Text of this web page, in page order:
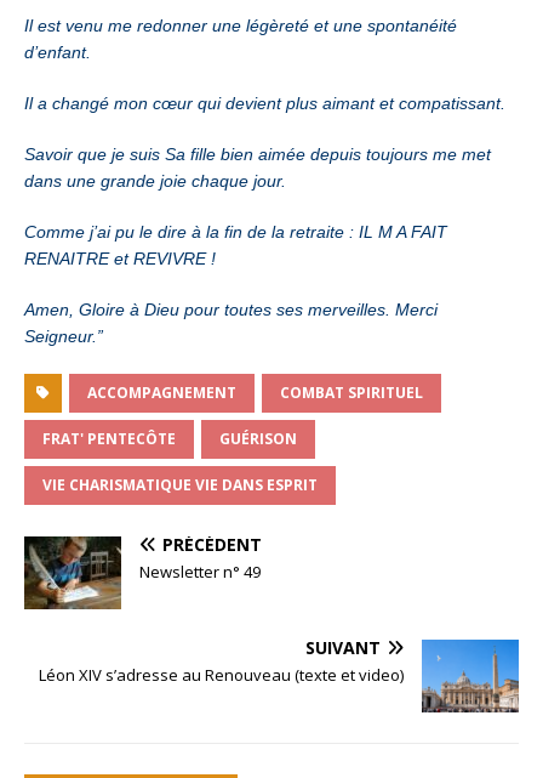
Il est venu me redonner une légèreté et une spontanéité
d’enfant.
Il a changé mon cœur qui devient plus aimant et compatissant.
Savoir que je suis Sa fille bien aimée depuis toujours me met
dans une grande joie chaque jour.
Comme j’ai pu le dire à la fin de la retraite : IL M A FAIT
RENAITRE et REVIVRE !
Amen, Gloire à Dieu pour toutes ses merveilles. Merci
Seigneur.”
ACCOMPAGNEMENT COMBAT SPIRITUEL
FRAT' PENTECÔTE GUÉRISON
VIE CHARISMATIQUE VIE DANS ESPRIT
PRÉCÉDENT
Newsletter n° 49
SUIVANT
Léon XIV s’adresse au Renouveau (texte et video)